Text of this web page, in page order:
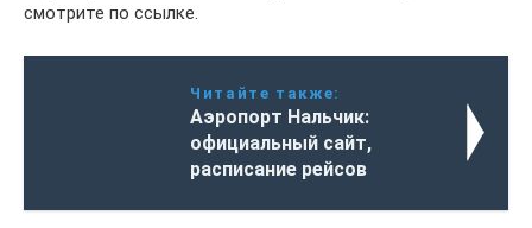
смотрите по ссылке.
Читайте также:
Аэропорт Нальчик:
официальный сайт,
расписание рейсов